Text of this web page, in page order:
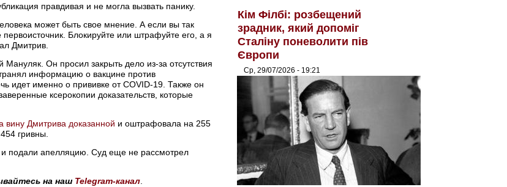
правдивая и не могла вызвать панику.
может быть свое мнение. А если вы так
Блокируйте или штрафуйте его, а я
Дмитрив.
Он просил закрыть дело из-за отсутствия
информацию о вакцине против
идет именно о прививке от COVID-19. Также он
ксерокопии доказательств, которые
вину Дмитрива доказанной и оштрафовала на 255
гривны.
и подали апелляцию. Суд еще не рассмотрел
на наш Telegram-канал
Кім Філбі: розбещений
зрадник, який допоміг
Сталіну поневолити пів
Європи
Ср, 29/07/2026 - 19:21